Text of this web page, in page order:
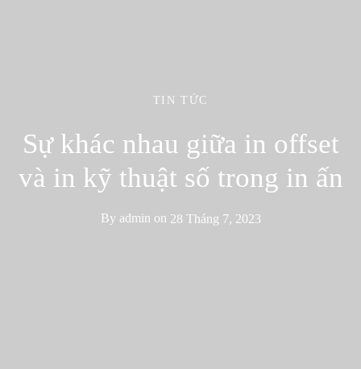
TIN TỨC
Sự khác nhau giữa in offset
và in kỹ thuật số trong in ấn
By admin on 28 Tháng 7, 2023